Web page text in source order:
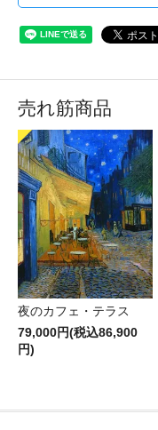
売れ筋商品
夜のカフェ・テラス
79,000円(税込86,900
円)